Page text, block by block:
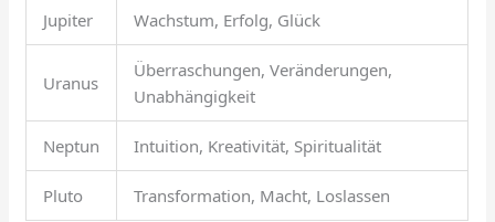
Jupiter Wachstum, Erfolg, Glück
Uranus
Überraschungen, Veränderungen,
Unabhängigkeit
Neptun Intuition, Kreativität, Spiritualität
Pluto Transformation, Macht, Loslassen